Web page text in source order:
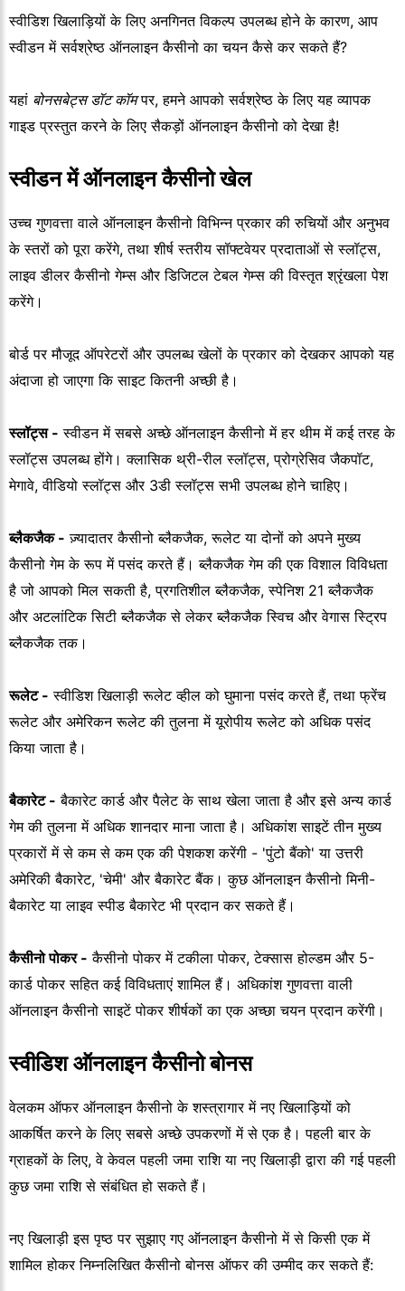
स्वीडिश खिलाड़ियों के लिए अनगिनत विकल्प उपलब्ध होने के कारण, आप
स्वीडन में सर्वश्रेष्ठ ऑनलाइन कैसीनो का चयन कैसे कर सकते हैं?
यहां बोनसबेट्स डॉट कॉमपर, हमने आपको सर्वश्रेष्ठ के लिए यह व्यापक
गाइड प्रस्तुत करने के लिए सैकड़ों ऑनलाइन कैसीनो को देखा है!
स्वीडन में ऑनलाइन कैसीनो खेल
उच्च गुणवत्ता वाले ऑनलाइन कैसीनो विभिन्न प्रकार की रुचियों और अनुभव
के स्तरों को पूरा करेंगे, तथा शीर्ष स्तरीय सॉफ्टवेयर प्रदाताओं से स्लॉट्स,
लाइव डीलर कैसीनो गेम्स और डिजिटल टेबल गेम्स की विस्तृत श्रृंखला पेश
करेंगे।
बोर्ड पर मौजूद ऑपरेटरों और उपलब्ध खेलों के प्रकार को देखकर आपको यह
अंदाजा हो जाएगा कि साइट कितनी अच्छी है।
स्लॉट्स - स्वीडन में सबसे अच्छे ऑनलाइन कैसीनो में हर थीम में कई तरह के
स्लॉट्स उपलब्ध होंगे। क्लासिक थ्री-रील स्लॉट्स, प्रोग्रेसिव जैकपॉट,
मेगावे, वीडियो स्लॉट्स और 3डी स्लॉट्स सभी उपलब्ध होने चाहिए।
ब्लैकजैक - ज़्यादातर कैसीनो ब्लैकजैक, रूलेट या दोनों को अपने मुख्य
कैसीनो गेम के रूप में पसंद करते हैं। ब्लैकजैक गेम की एक विशाल विविधता
है जो आपको मिल सकती है, प्रगतिशील ब्लैकजैक, स्पेनिश 21 ब्लैकजैक
और अटलांटिक सिटी ब्लैकजैक से लेकर ब्लैकजैक स्विच और वेगास स्ट्रिप
ब्लैकजैक तक।
रूलेट - स्वीडिश खिलाड़ी रूलेट व्हील को घुमाना पसंद करते हैं, तथा फ्रेंच
रूलेट और अमेरिकन रूलेट की तुलना में यूरोपीय रूलेट को अधिक पसंद
किया जाता है।
बैकारेट - बैकारेट कार्ड और पैलेट के साथ खेला जाता है और इसे अन्य कार्ड
गेम की तुलना में अधिक शानदार माना जाता है। अधिकांश साइटें तीन मुख्य
प्रकारों में से कम से कम एक की पेशकश करेंगी - 'पुंटो बैंको' या उत्तरी
अमेरिकी बैकारेट, 'चेमी' और बैकारेट बैंक। कुछ ऑनलाइन कैसीनो मिनी-
बैकारेट या लाइव स्पीड बैकारेट भी प्रदान कर सकते हैं।
कैसीनो पोकर - कैसीनो पोकर में टकीला पोकर, टेक्सास होल्डम और 5-
कार्ड पोकर सहित कई विविधताएं शामिल हैं। अधिकांश गुणवत्ता वाली
ऑनलाइन कैसीनो साइटें पोकर शीर्षकों का एक अच्छा चयन प्रदान करेंगी।
स्वीडिश ऑनलाइन कैसीनो बोनस
वेलकम ऑफर ऑनलाइन कैसीनो के शस्त्रागार में नए खिलाड़ियों को
आकर्षित करने के लिए सबसे अच्छे उपकरणों में से एक है। पहली बार के
ग्राहकों के लिए, वे केवल पहली जमा राशि या नए खिलाड़ी द्वारा की गई पहली
कुछ जमा राशि से संबंधित हो सकते हैं।
नए खिलाड़ी इस पृष्ठ पर सुझाए गए ऑनलाइन कैसीनो में से किसी एक में
शामिल होकर निम्नलिखित कैसीनो बोनस ऑफर की उम्मीद कर सकते हैं: